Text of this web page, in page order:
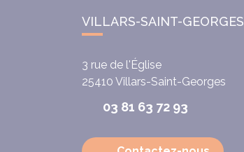
VILLARS-SAINT-GEORGES
3 rue de l'Église
25410 Villars-Saint-Georges
03 81 63 72 93